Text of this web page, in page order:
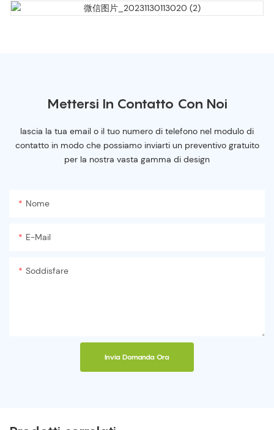
Mettersi In Contatto Con Noi
lascia la tua email o il tuo numero di telefono nel modulo di
contatto in modo che possiamo inviarti un preventivo gratuito
per la nostra vasta gamma di design
Nome
E-Mail
Soddisfare
Invia Domanda Ora